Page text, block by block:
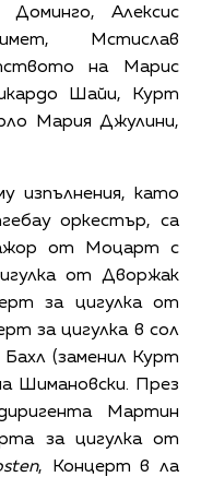
Алексис
Мстислав
на Марис
Шайи, Курт
Мария Джулини,
изпълнения, като
оркестър, са
от Моцарт с
от Дворжак
за цигулка от
за цигулка в сол
(заменил Курт
Шимановски. През
Мартин
за цигулка от
, Концерт в ла